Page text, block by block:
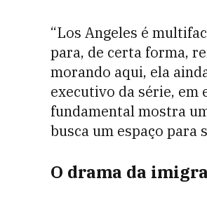
“Los Angeles é
para, de certa forma,
morando aqui, ela
executivo da série, em
fundamental mostra
busca um espaço para
O drama da